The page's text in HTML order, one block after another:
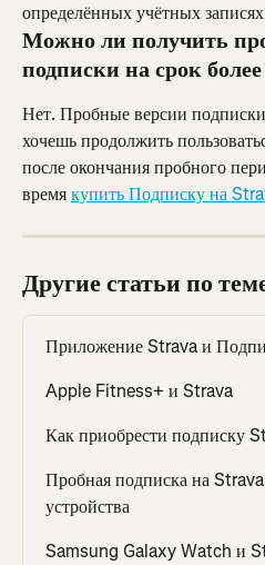
определённых учётных
Можно ли получить
подписки на срок
Нет. Пробные версии
хочешь продолжить
после окончания пробного
время купить Подписку на
Другие статьи по
Приложение Strava и
Apple Fitness+ и Strava
Как приобрести подписку
Пробная подписка на
устройства
Samsung Galaxy Watch и